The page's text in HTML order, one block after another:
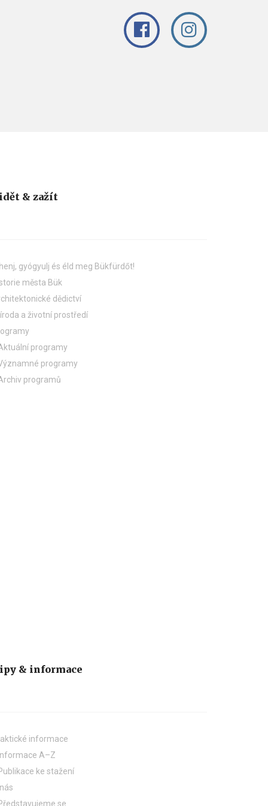
& zažít
gyógyulj és éld meg Bükfürdőt!
města Bük
dědictví
a životní prostředí
programy
programy
programů
& informace
informace
A–Z
ke stažení
se